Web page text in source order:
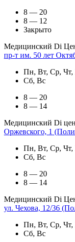
8 — 20
8 — 12
Закрыто
Медицинский Di
пр-т им. 50 лет
Пн, Вт, Ср, Чт,
Сб, Вс
8 — 20
8 — 14
Медицинский Di
Оржевского, 1
Пн, Вт, Ср, Чт,
Сб, Вс
8 — 20
8 — 14
Медицинский Di
ул. Чехова, 12/36
Пн, Вт, Ср, Чт,
Сб, Вс